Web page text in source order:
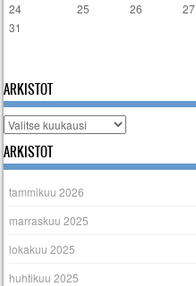
24
25 26 27
31
ARKISTOT
Arkistot
ARKISTOT
tammikuu 2026
marraskuu 2025
lokakuu 2025
huhtikuu 2025